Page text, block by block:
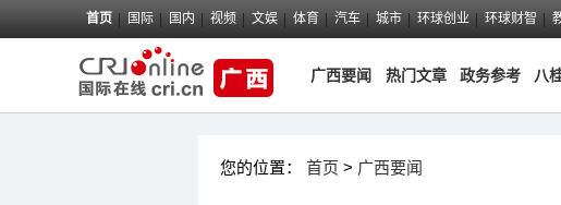
首页 国际 国内 视频 文娱 体育 汽车 城市 环球创业 环球财智
广西要闻 热门文章 政务参考 八
您的位置： 首页 > 广西要闻